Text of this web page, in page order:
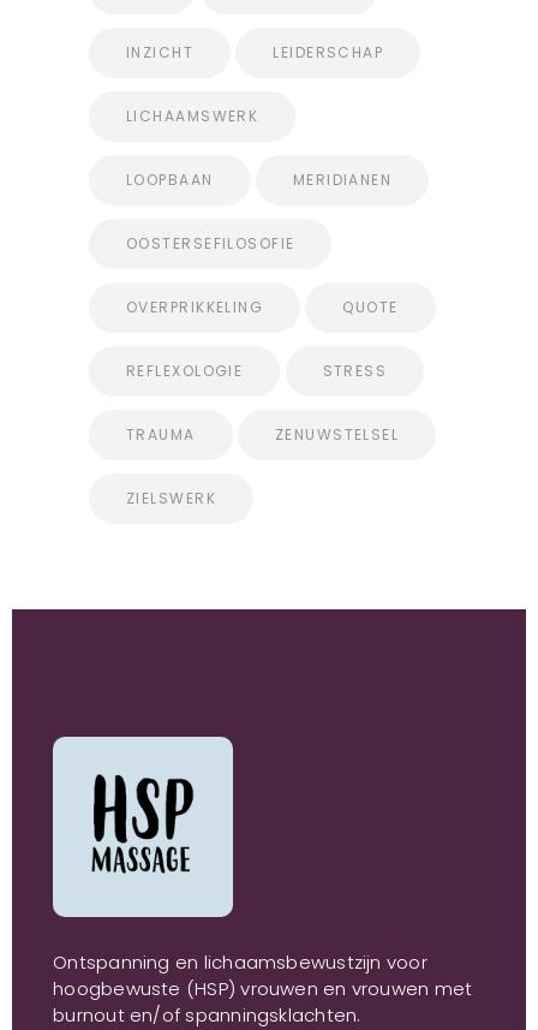
INZICHT LEIDERSCHAP
LICHAAMSWERK
LOOPBAAN MERIDIANEN
OOSTERSEFILOSOFIE
OVERPRIKKELING QUOTE
REFLEXOLOGIE STRESS
TRAUMA ZENUWSTELSEL
ZIELSWERK
Ontspanning en lichaamsbewustzijn voor
hoogbewuste (HSP) vrouwen en vrouwen met
burnout en/of spanningsklachten.